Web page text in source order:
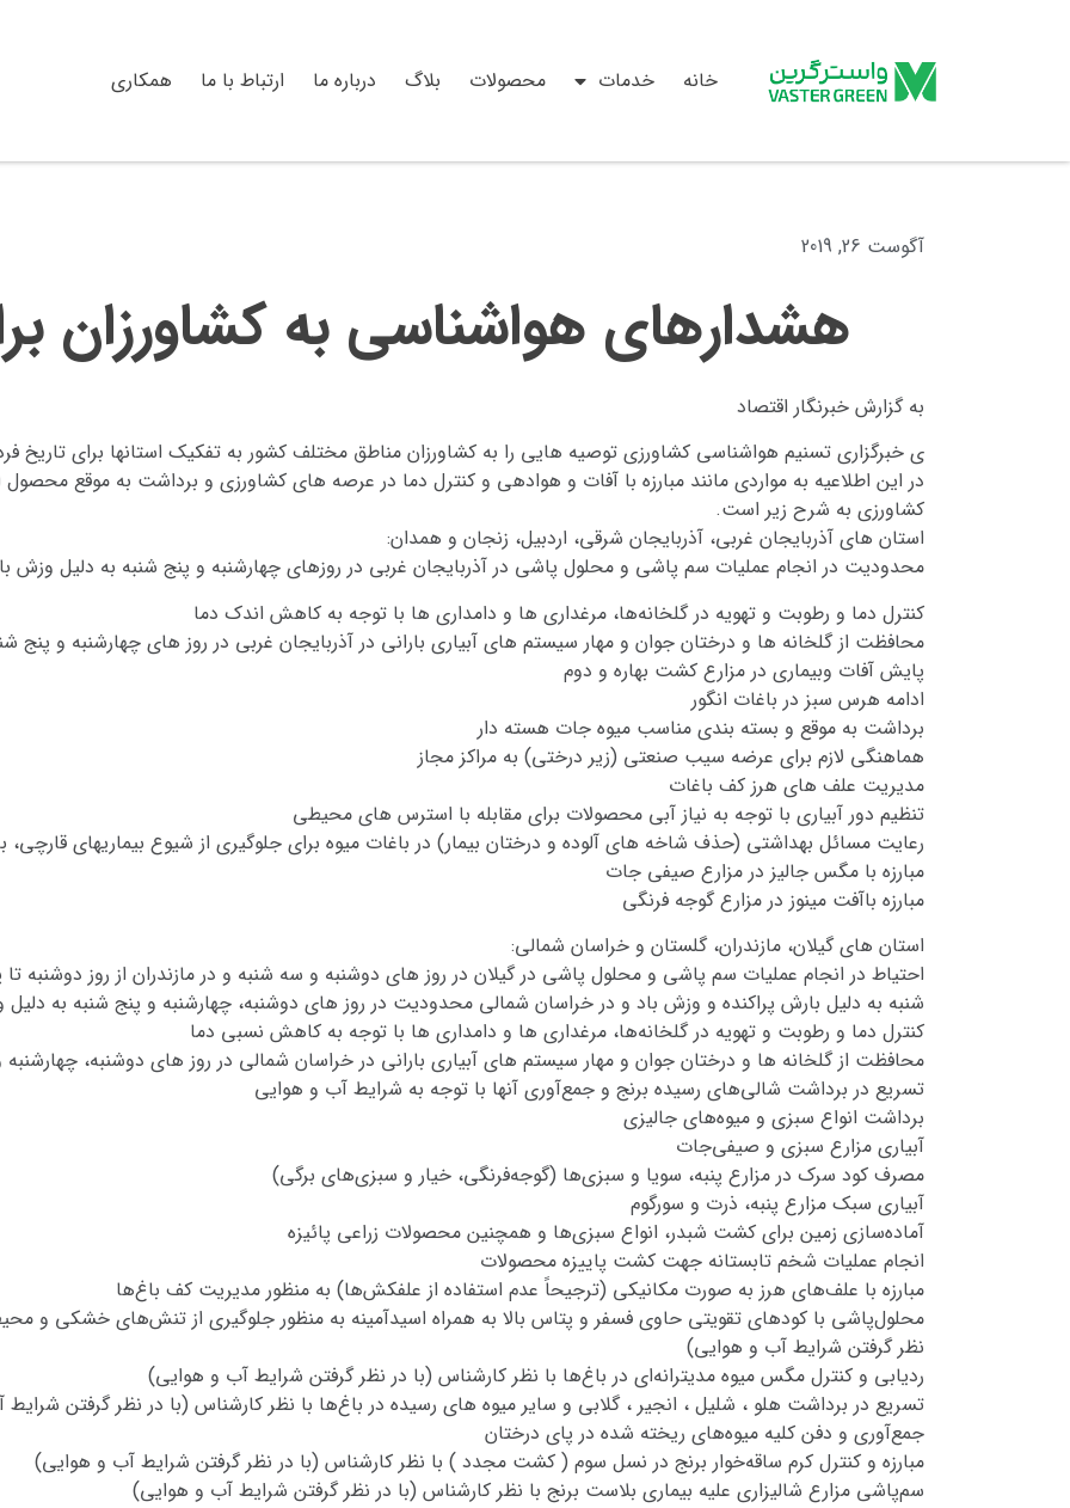
خانه خدمات محصولات بلاگ درباره ما ارتباط با ما همکاری
آگوست 26, 2019
هشدارهای هواشناسی به کشاورزان برای ۴ روز
به گزارش خبرنگار اقتصاد
ی خبرگزاری تسنیم هواشناسی کشاورزی توصیه هایی را به کشاورزان مناطق مختلف کشور به تفکیک استانها برای تاریخ فردا 4 شهریور تا 7 شهریور ماه سال جاری ارائه
در این اطلاعیه به مواردی مانند مبارزه با آفات و هوادهی و کنترل دما در عرصه های کشاورزی و برداشت به موقع
کشاورزی به شرح زیر است.
استان های آذربایجان غربی، آذربایجان شرقی، اردبیل، زنجان و همدان:
محدودیت در انجام عملیات سم پاشی و محلول پاشی در آذربایجان غربی در روزهای چهارشنبه و پنج شنبه به دلیل وزش
کنترل دما و رطوبت و تهویه در گلخانه‌ها، مرغداری ها و دامداری ها با توجه به کاهش اندک دما
محافظت از گلخانه ها و درختان جوان و مهار سیستم های آبیاری بارانی در آذربایجان غربی در روز های چهارشنبه و پنج
پایش آفات وبیماری در مزارع کشت بهاره و دوم
ادامه هرس سبز در باغات انگور
برداشت به موقع و بسته بندی مناسب میوه جات هسته دار
هماهنگی لازم برای عرضه سیب صنعتی (زیر درختی) به مراکز مجاز
مدیریت علف های هرز کف باغات
تنظیم دور آبیاری با توجه به نیاز آبی محصولات برای مقابله با استرس های محیطی
رعایت مسائل بهداشتی (حذف شاخه های آلوده و درختان بیمار) در باغات میوه برای جلوگیری از شیوع بیماریهای قارچی،
مبارزه با مگس جالیز در مزارع صیفی جات
مبارزه باآفت مینوز در مزارع گوجه فرنگی
استان های گیلان، مازندران، گلستان و خراسان شمالی:
احتیاط در انجام عملیات سم پاشی و محلول پاشی در گیلان در روز های دوشنبه و سه شنبه و در مازندران از روز دوشنبه
شنبه به دلیل بارش پراکنده و وزش باد و در خراسان شمالی محدودیت در روز های دوشنبه، چهارشنبه و پنج شنبه به
کنترل دما و رطوبت و تهویه در گلخانه‌ها، مرغداری ها و دامداری ها با توجه به کاهش نسبی دما
محافظت از گلخانه ها و درختان جوان و مهار سیستم های آبیاری بارانی در خراسان شمالی در روز های دوشنبه،
تسریع در برداشت شالی‌های رسیده برنج و جمع‌آوری آنها با توجه به شرایط آب و هوایی
برداشت انواع سبزی و میوه‌‌های جالیزی
آبیاری مزارع سبزی و صیفی‌جات
مصرف کود سرک در مزارع پنبه، سویا و سبزی‌ها (گوجه‌فرنگی، خیار و سبزی‌های برگی)
آبیاری سبک مزارع پنبه، ذرت و سورگوم
آماده‌سازی زمین برای کشت شبدر، انواع سبزی‌ها و همچنین محصولات زراعی پائیزه
انجام عملیات شخم تابستانه جهت کشت پاییزه محصولات
مبارزه با علف‌های هرز به صورت مکانیکی (ترجیحاً عدم استفاده از علفکش‌ها) به منظور مدیریت کف باغ‌ها
محلول‌پاشی با کودهای تقویتی حاوی فسفر و پتاس بالا به همراه اسیدآمینه به منظور جلوگیری از تنش‌های خشکی و
نظر گرفتن شرایط آب و هوایی)
ردیابی و کنترل مگس میوه مدیترانه‌ای در باغ‌ها با نظر کارشناس (با در نظر گرفتن شرایط آب و هوایی)
تسریع در برداشت هلو ، شلیل ، انجیر ، گلابی و سایر میوه های رسیده در باغ‌ها با نظر کارشناس (با در نظر گرفتن
جمع‌آوری و دفن کلیه میوه‌های ریخته شده در پای درختان
مبارزه و کنترل کرم ساقه‌خوار برنج در نسل سوم ( کشت مجدد ) با نظر کارشناس (با در نظر گرفتن شرایط آب و هوایی)
سم‌پاشی مزارع شالیزاری علیه بیماری بلاست برنج با نظر کارشناس (با در نظر گرفتن شرایط آب و هوایی)